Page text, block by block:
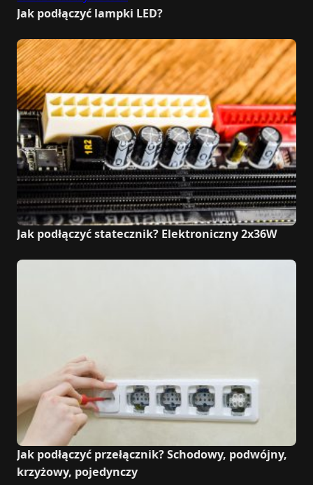
Jak podłączyć lampki LED?
Jak podłączyć statecznik? Elektroniczny 2x36W
Jak podłączyć przełącznik? Schodowy, podwójny,
krzyżowy, pojedynczy